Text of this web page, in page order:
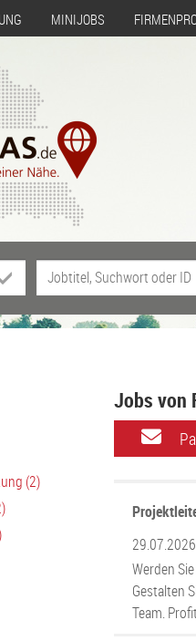
MINIJOBS
(2)
Jobs von
Werden
Gestalten
Team.